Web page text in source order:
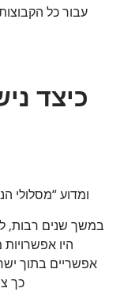
עבור כל הקבוצות
כיצד
ומדוע “מסלולי
במשך שנים רבות,
היו אפשרויות
אפשריים בתוך
כך